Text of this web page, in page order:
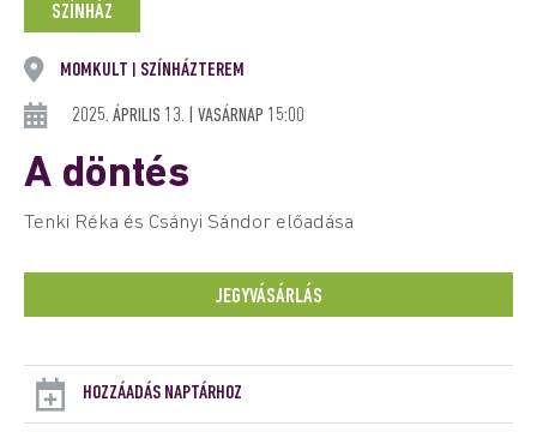
SZÍNHÁZ
MOMKULT SZÍNHÁZTEREM
2025. ÁPRILIS 13. | VASÁRNAP 15:00
A döntés
Tenki Réka és Csányi Sándor előadása
JEGYVÁSÁRLÁS
HOZZÁADÁS NAPTÁRHOZ